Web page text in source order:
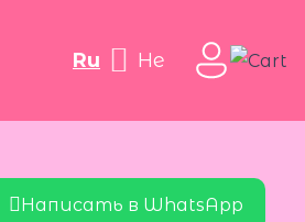
ru he
Написать в WhatsApp